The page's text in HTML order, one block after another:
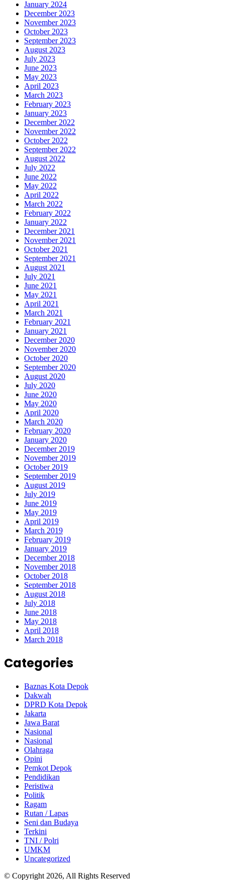
January 2024
December 2023
November 2023
October 2023
September 2023
August 2023
July 2023
June 2023
May 2023
April 2023
March 2023
February 2023
January 2023
December 2022
November 2022
October 2022
September 2022
August 2022
July 2022
June 2022
May 2022
April 2022
March 2022
February 2022
January 2022
December 2021
November 2021
October 2021
September 2021
August 2021
July 2021
June 2021
May 2021
April 2021
March 2021
February 2021
January 2021
December 2020
November 2020
October 2020
September 2020
August 2020
July 2020
June 2020
May 2020
April 2020
March 2020
February 2020
January 2020
December 2019
November 2019
October 2019
September 2019
August 2019
July 2019
June 2019
May 2019
April 2019
March 2019
February 2019
January 2019
December 2018
November 2018
October 2018
September 2018
August 2018
July 2018
June 2018
May 2018
April 2018
March 2018
Categories
Baznas Kota Depok
Dakwah
DPRD Kota Depok
Jakarta
Jawa Barat
Nasional
Nasional
Olahraga
Opini
Pemkot Depok
Pendidikan
Peristiwa
Politik
Ragam
Rutan / Lapas
Seni dan Budaya
Terkini
TNI / Polri
UMKM
Uncategorized
© Copyright 2026, All Rights Reserved